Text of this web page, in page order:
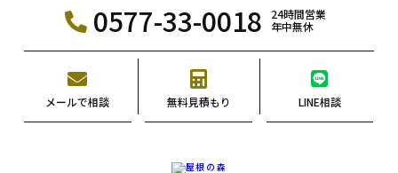
0577-33-0018
24時間営業
年中無休
メールで相談 無料見積もり LINE相談